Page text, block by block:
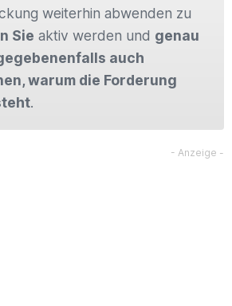
weiterhin abwenden zu
Sie aktiv werden und genau
auch
warum die Forderung
.